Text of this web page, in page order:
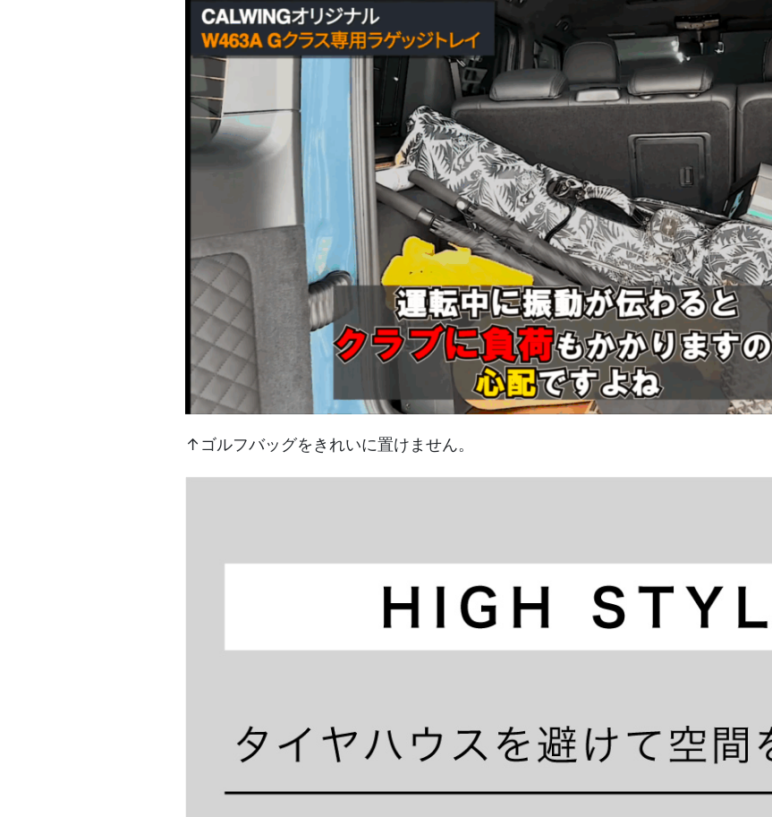
↑ゴルフバッグをきれいに置けません。